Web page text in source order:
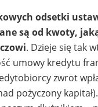
odsetki
są od kwoty,
. Dzieje się tak
umowy kredytu
zwrot
pożyczony